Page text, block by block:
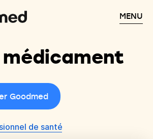
MENU
Goodmed
de santé